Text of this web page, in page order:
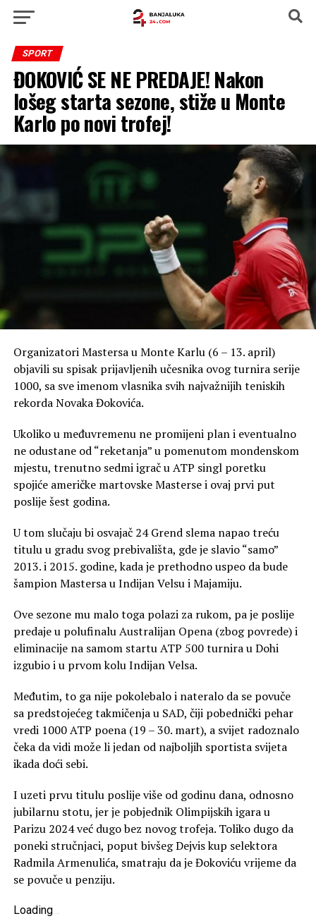
SPORT
ĐOKOVIĆ SE NE PREDAJE! Nakon
lošeg starta sezone, stiže u Monte
Karlo po novi trofej!
Organizatori Mastersa u Monte Karlu (6 – 13. april)
objavili su spisak prijavljenih učesnika ovog turnira serije
1000, sa sve imenom vlasnika svih najvažnijih teniskih
rekorda Novaka Đokovića.
Ukoliko u međuvremenu ne promijeni plan i eventualno
ne odustane od “reketanja” u pomenutom mondenskom
mjestu, trenutno sedmi igrač u ATP singl poretku
spojiće američke martovske Masterse i ovaj prvi put
poslije šest godina.
U tom slučaju bi osvajač 24 Grend slema napao treću
titulu u gradu svog prebivališta, gde je slavio “samo”
2013. i 2015. godine, kada je prethodno uspeo da bude
šampion Mastersa u Indijan Velsu i Majamiju.
Ove sezone mu malo toga polazi za rukom, pa je poslije
predaje u polufinalu Australijan Opena (zbog povrede) i
eliminacije na samom startu ATP 500 turnira u Dohi
izgubio i u prvom kolu Indijan Velsa.
Međutim, to ga nije pokolebalo i nateralo da se povuče
sa predstojećeg takmičenja u SAD, čiji pobednički pehar
vredi 1000 ATP poena (19 – 30. mart), a svijet radoznalo
čeka da vidi može li jedan od najboljih sportista svijeta
ikada doći sebi.
I uzeti prvu titulu poslije više od godinu dana, odnosno
jubilarnu stotu, jer je pobjednik Olimpijskih igara u
Parizu 2024 već dugo bez novog trofeja. Toliko dugo da
poneki stručnjaci, poput bivšeg Dejvis kup selektora
Radmila Armenulića, smatraju da je Đokoviću vrijeme da
se povuče u penziju.
Loading...